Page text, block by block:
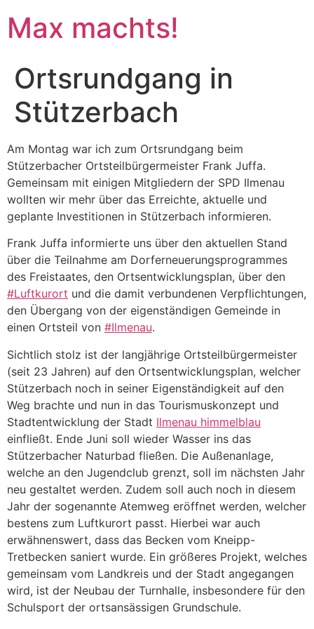
Max machts!
Ortsrundgang in
Stützerbach
Am Montag war ich zum Ortsrundgang beim
Stützerbacher Ortsteilbürgermeister Frank Juffa.
Gemeinsam mit einigen Mitgliedern der SPD Ilmenau
wollten wir mehr über das Erreichte, aktuelle und
geplante Investitionen in Stützerbach informieren.
Frank Juffa informierte uns über den aktuellen Stand
über die Teilnahme am Dorferneuerungsprogrammes
des Freistaates, den Ortsentwicklungsplan, über den
#Luftkurort und die damit verbundenen Verpflichtungen,
den Übergang von der eigenständigen Gemeinde in
einen Ortsteil von #Ilmenau.
Sichtlich stolz ist der langjährige Ortsteilbürgermeister
(seit 23 Jahren) auf den Ortsentwicklungsplan, welcher
Stützerbach noch in seiner Eigenständigkeit auf den
Weg brachte und nun in das Tourismuskonzept und
Stadtentwicklung der Stadt Ilmenau himmelblau
einfließt. Ende Juni soll wieder Wasser ins das
Stützerbacher Naturbad fließen. Die Außenanlage,
welche an den Jugendclub grenzt, soll im nächsten Jahr
neu gestaltet werden. Zudem soll auch noch in diesem
Jahr der sogenannte Atemweg eröffnet werden, welcher
bestens zum Luftkurort passt. Hierbei war auch
erwähnenswert, dass das Becken vom Kneipp-
Tretbecken saniert wurde. Ein größeres Projekt, welches
gemeinsam vom Landkreis und der Stadt angegangen
wird, ist der Neubau der Turnhalle, insbesondere für den
Schulsport der ortsansässigen Grundschule.